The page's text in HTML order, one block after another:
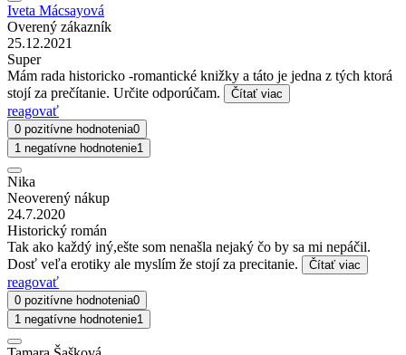
Iveta Mácsayová
Overený zákazník
25.12.2021
Super
Mám rada historicko -romantické knižky a táto je jedna z tých ktorá
stojí za prečítanie. Určite odporúčam.
Čítať viac
reagovať
0 pozitívne hodnotenia0
1 negatívne hodnotenie1
Nika
Neoverený nákup
24.7.2020
Historický román
Tak ako každý iný,ešte som nenašla nejaký čo by sa mi nepáčil.
Dosť veľa erotiky ale myslím že stojí za precitanie.
Čítať viac
reagovať
0 pozitívne hodnotenia0
1 negatívne hodnotenie1